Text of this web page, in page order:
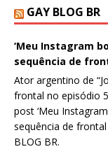
GAY BLOG BR
‘Meu Instagram
sequência de
Ator argentino de
frontal no episódio
post ‘Meu
sequência de
BLOG BR.